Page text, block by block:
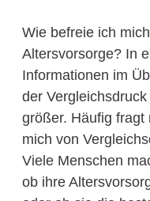
Wie befreie ich
Altersvorsorge? In
Informationen im
der
größer. Häufig fragt
mich von
Viele Menschen
ob ihre